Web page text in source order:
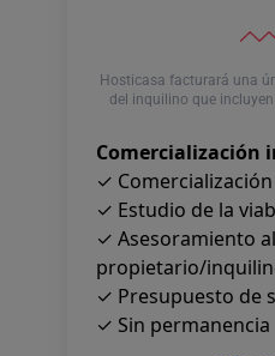
Hosticasa facturará una
del inquilino que
Comercialización
✓
✓ Estudio de la
✓ Asesoramiento al
propietario/
✓ Presupuesto de
✓ Sin permanencia